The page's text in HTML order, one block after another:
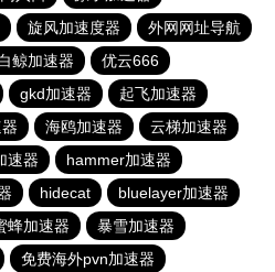
旋风加速度器
外网网址导航
鲸加速器
优云666
gkd加速器
起飞加速器
海鸥加速器
云梯加速器
速器
hammer加速器
hidecat
bluelayer加速器
蜂加速器
暴雪加速器
免费海外pvn加速器